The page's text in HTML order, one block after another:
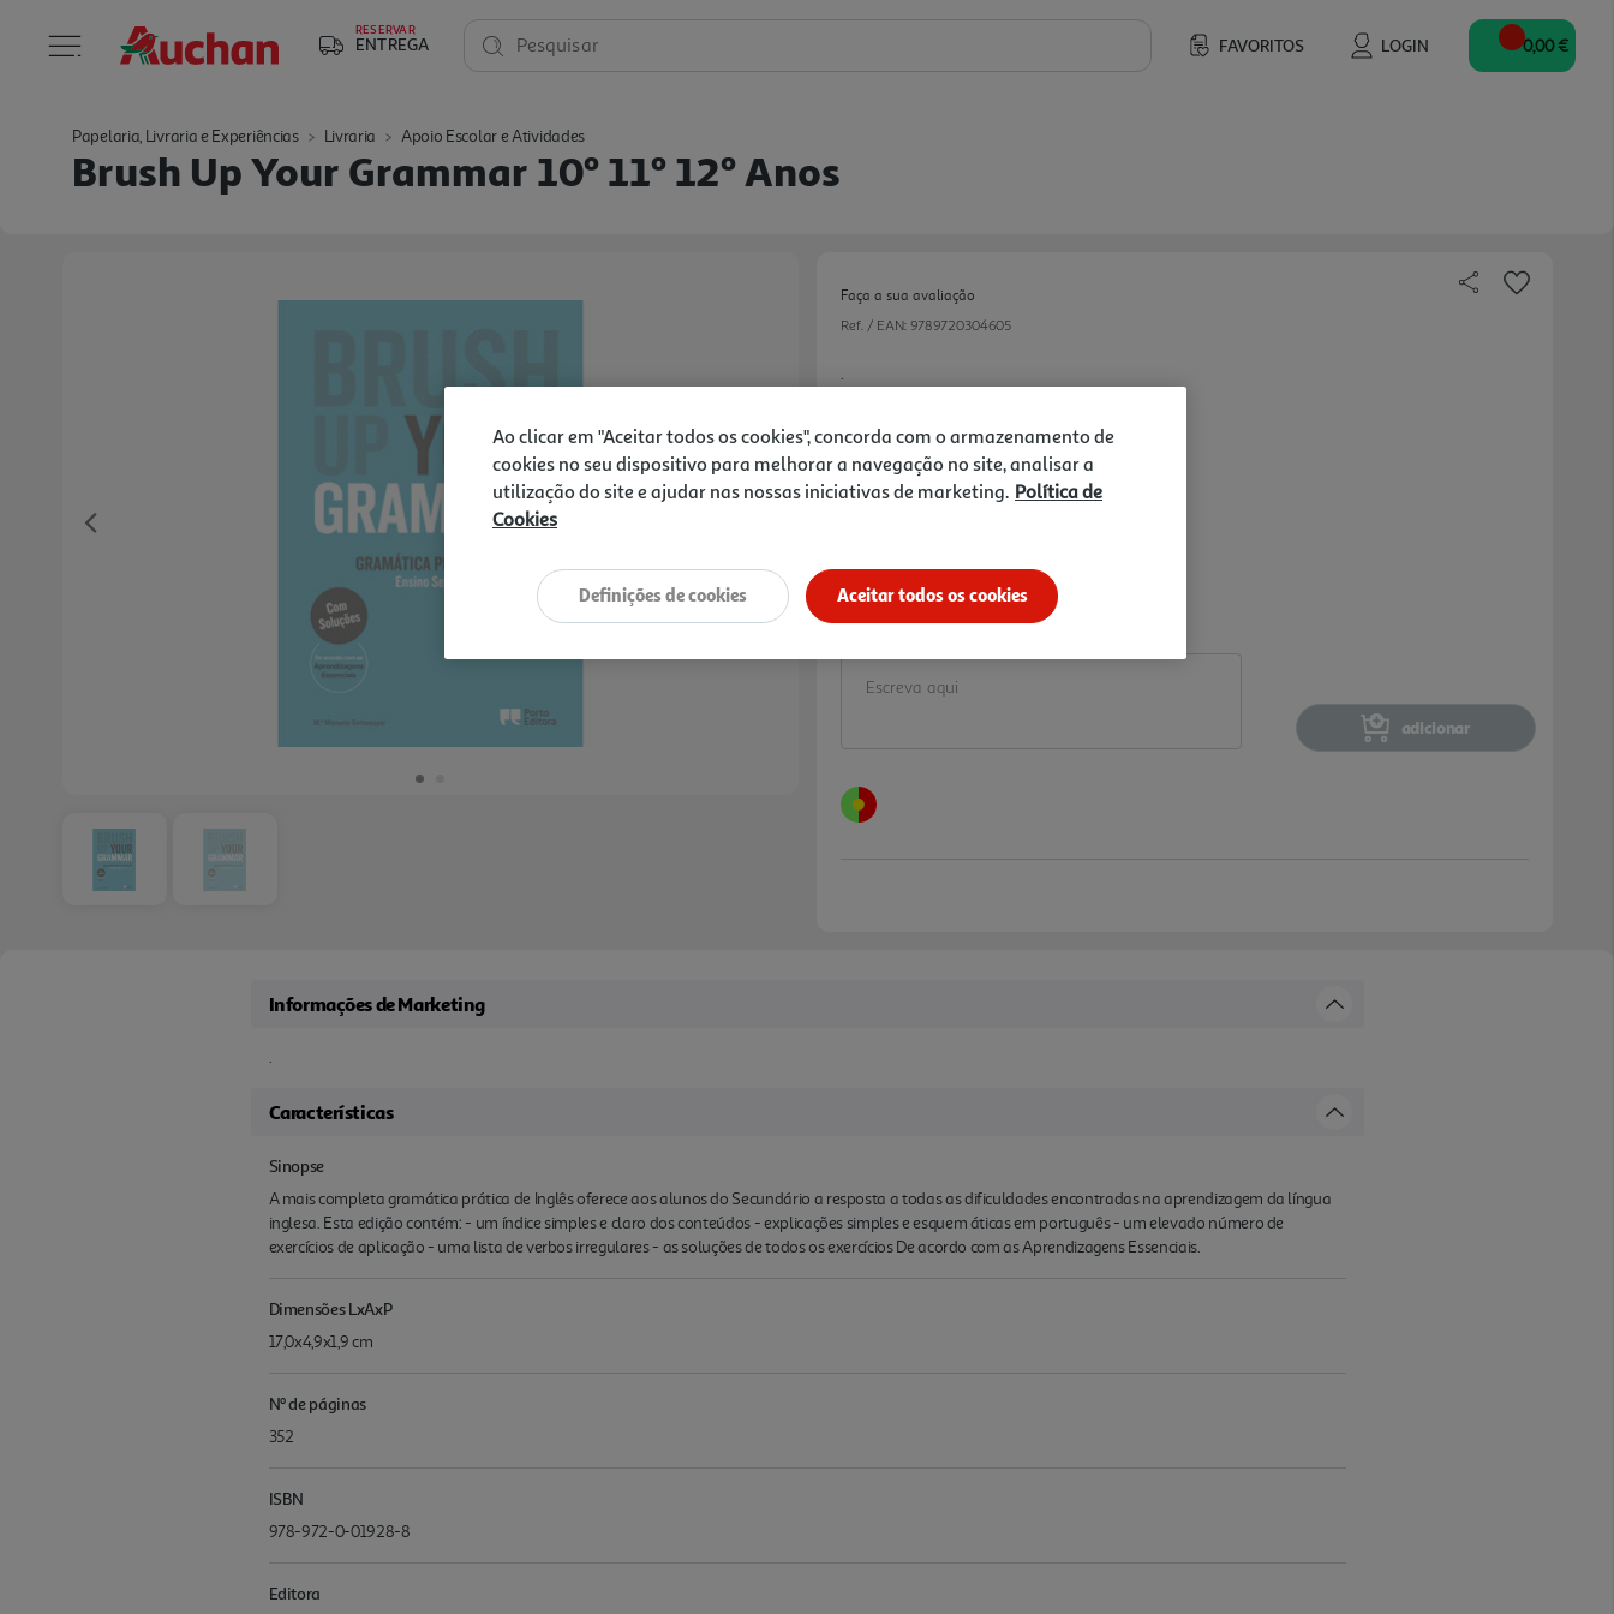
RESERVAR
ENTREGA FAVORITOS LOGIN
Pesquisar 0,00 €
Papelaria, Livraria e Experiências Livraria Apoio Escolar e Atividades
Brush Up Your Grammar 10º 11º 12º Anos
Previous
Faça a sua avaliação
Ref. / EAN: 9789720304605
.
18.81 €/un
-10%
18,81 €
adicionar
Informações de Marketing
.
Características
Sinopse
A mais completa gramática prática de Inglês oferece aos alunos do Secundário a resposta a todas as dificuldades encontradas na aprendizagem da língua
inglesa. Esta edição contém: - um índice simples e claro dos conteúdos - explicações simples e esquem áticas em português - um elevado número de
exercícios de aplicação - uma lista de verbos irregulares - as soluções de todos os exercícios De acordo com as Aprendizagens Essenciais.
Dimensões LxAxP
17,0x4,9x1,9 cm
Nº de páginas
352
ISBN
978-972-0-01928-8
Editora
Ao clicar em "Aceitar todos os cookies", concorda com o armazenamento de
cookies no seu dispositivo para melhorar a navegação no site, analisar a
utilização do site e ajudar nas nossas iniciativas de marketing. Política de
Cookies
Aceitar todos os cookies
Definições de cookies